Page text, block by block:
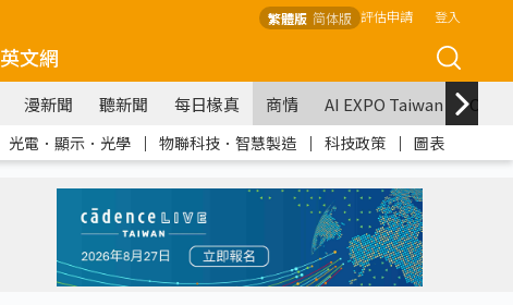
繁體版 简体版 評估申請 登入
英文網
漫新聞 聽新聞 每日椽真 商情 AI EXPO Taiwan
光電．顯示．光學 ｜ 物聯科技．智慧製造 ｜ 科技政策 ｜ 圖表